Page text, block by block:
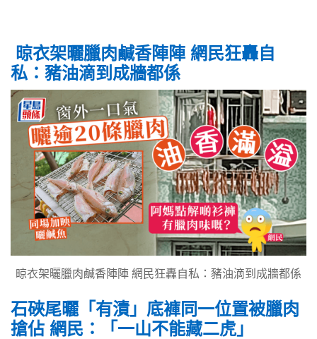
晾衣架曬臘肉鹹香陣陣 網民狂轟自
私：豬油滴到成牆都係
晾衣架曬臘肉鹹香陣陣 網民狂轟自私：豬油滴到成牆都係
石硤尾曬「有漬」底褲同一位置被臘肉
搶佔 網民：「一山不能藏二虎」